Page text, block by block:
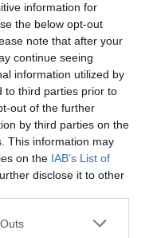
information for
the below opt-out
note that after your
continue seeing
information utilized by
to third parties prior to
out of the further
by third parties on the
This information may
on the IAB’s List of
disclose it to other
one or more Google